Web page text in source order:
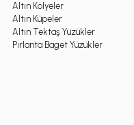
Altın Kolyeler
Altın Küpeler
Altın Tektaş Yüzükler
Pırlanta Baget Yüzükler